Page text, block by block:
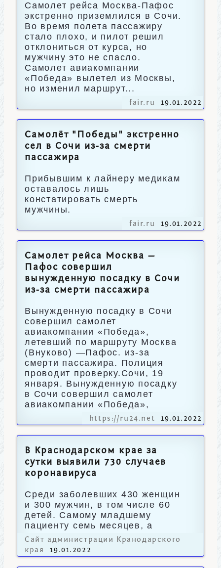
Самолет рейса Москва-Пафос
экстренно приземлился в Сочи.
Во время полета пассажиру
стало плохо, и пилот решил
отклониться от курса, но
мужчину это не спасло.
Самолет авиакомпании
«Победа» вылетел из Москвы,
но изменил маршрут...
fair.ru 19.01.2022
Самолёт "Победы" экстренно
сел в Сочи из-за смерти
пассажира
Прибывшим к лайнеру медикам
оставалось лишь
констатировать смерть
мужчины.
fair.ru 19.01.2022
Самолет рейса Москва —
Пафос совершил
вынужденную посадку в Сочи
из-за смерти пассажира
Вынужденную посадку в Сочи
совершил самолет
авиакомпании «Победа»,
летевший по маршруту Москва
(Внуково) —Пафос. из-за
смерти пассажира. Полиция
проводит проверку.Сочи, 19
января. Вынужденную посадку
в Сочи совершил самолет
авиакомпании «Победа»,
https://ru24.net 19.01.2022
В Краснодарском крае за
сутки выявили 730 случаев
коронавируса
Среди заболевших 430 женщин
и 300 мужчин, в том числе 60
детей. Самому младшему
пациенту семь месяцев, а
старшему – 94 года.
Сайт администрации Кранодарского
края
19.01.2022